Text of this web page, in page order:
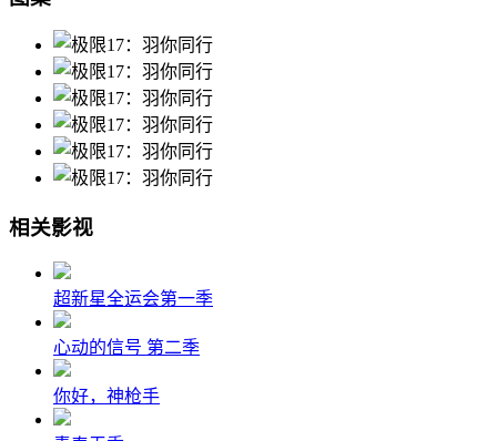
相关影视
超新星全运会第一季
心动的信号 第二季
你好，神枪手